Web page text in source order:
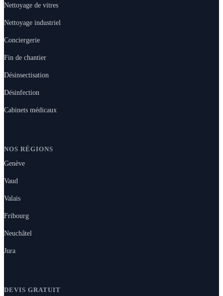
Nettoyage de vitres
Nettoyage industriel
Conciergerie
Fin de chantier
Désinsectisation
Désinfection
Cabinets médicaux
NOS RÉGIONS
Genève
Vaud
Valais
Fribourg
Neuchâtel
Jura
DEVIS GRATUIT